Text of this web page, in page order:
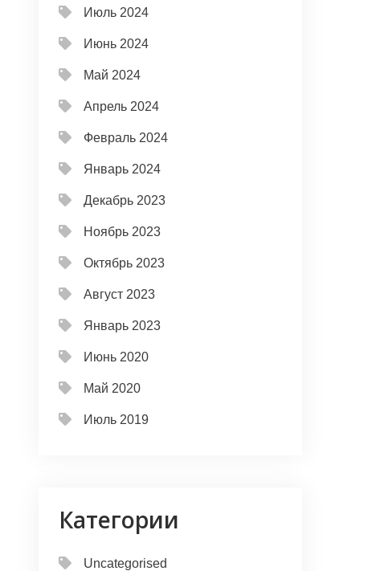
Июль 2024
Июнь 2024
Май 2024
Апрель 2024
Февраль 2024
Январь 2024
Декабрь 2023
Ноябрь 2023
Октябрь 2023
Август 2023
Январь 2023
Июнь 2020
Май 2020
Июль 2019
Категории
Uncategorised